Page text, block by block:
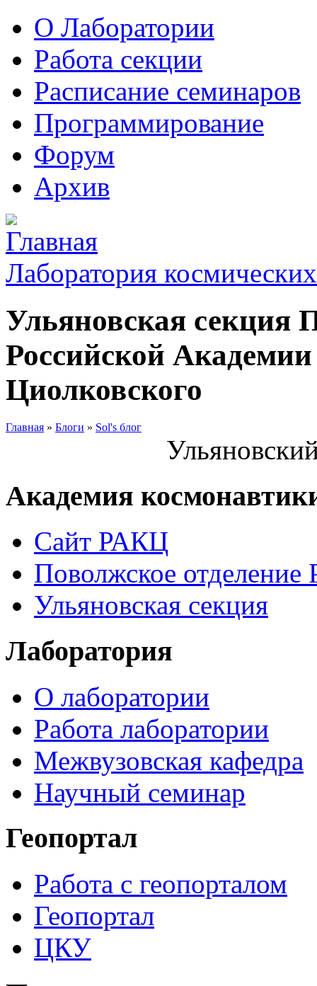
О Лаборатории
Работа секции
Расписание семинаров
Программирование
Форум
Архив
Лаборатория
Ульяновская секция
Российской
Циолковского
Главная » Блоги » Sol's блог
Академия
Сайт РАКЦ
Поволжское
Ульяновская секция
Лаборатория
О лаборатории
Работа лаборатории
Межвузовская кафедра
Научный семинар
Геопортал
Работа с геопорталом
Геопортал
ЦКУ